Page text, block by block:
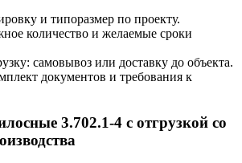
и типоразмер по проекту.
количество и желаемые сроки
самовывоз или доставку до объекта.
документов и требования к
3.702.1-4 с отгрузкой со